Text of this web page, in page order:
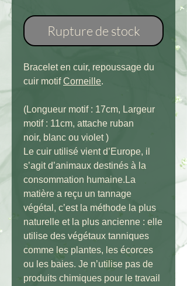
Rupture de stock
Bracelet en cuir, repoussage du
cuir motifCorneille.
(Longueur motif : 17cm, Largeur
motif : 11cm, attache ruban
noir, blanc ou violet )
Le cuir utilisé vient d’Europe, il
s’agit d’animaux destinés à la
consommation humaine.La
matière a reçu un tannage
végétal, c’est la méthode la plus
naturelle et la plus ancienne : elle
utilise des végétaux tanniques
comme les plantes, les écorces
ou les baies. Je n’utilise pas de
produits chimiques pour le travail